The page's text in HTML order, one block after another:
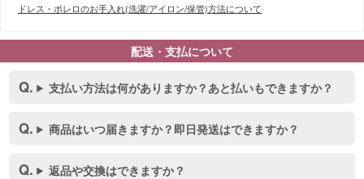
ドレス・ボレロのお手入れ(洗濯/アイロン/保管)方法について
配送・支払について
支払い方法は何がありますか？あと払いもできますか？
商品はいつ届きますか？即日発送はできますか？
返品や交換はできますか？